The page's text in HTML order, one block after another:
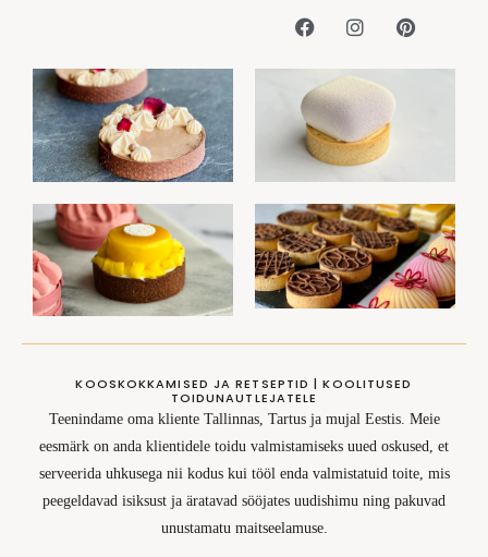
KOOSKOKKAMISED JA RETSEPTID | KOOLITUSED
TOIDUNAUTLEJATELE
Teenindame oma kliente Tallinnas, Tartus ja mujal Eestis. Meie
eesmärk on anda klientidele toidu valmistamiseks uued oskused, et
serveerida uhkusega nii kodus kui tööl enda valmistatuid toite, mis
peegeldavad isiksust ja äratavad sööjates uudishimu ning pakuvad
unustamatu maitseelamuse.